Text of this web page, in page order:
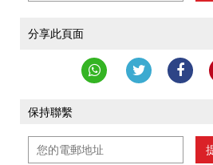
分享此頁面
保持聯繫